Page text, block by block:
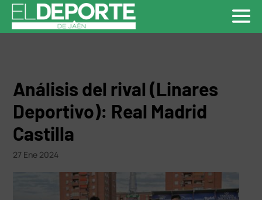
Análisis del rival (Linares
Deportivo): Real Madrid
Castilla
27 Ene 2024